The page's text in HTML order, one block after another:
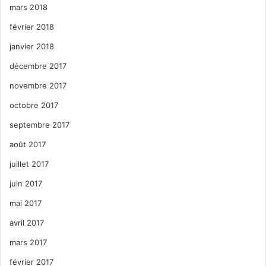
mars 2018
février 2018
janvier 2018
décembre 2017
novembre 2017
octobre 2017
septembre 2017
août 2017
juillet 2017
juin 2017
mai 2017
avril 2017
mars 2017
février 2017